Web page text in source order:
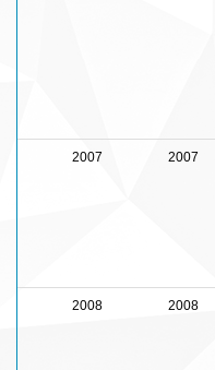
2007 2007
2008 2008